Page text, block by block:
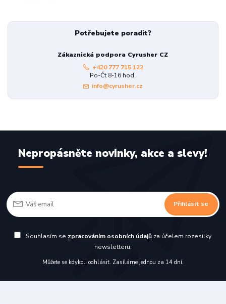
Potřebujete poradit?
Zákaznická podpora Cyrusher CZ
+420 777 715 122
Po-Čt 8-16 hod.
info@cyrusher.cz
Nepropásněte novinky, akce a slevy!
Přihlásit se
Souhlasím se zpracováním osobních údajů za účelem rozesílky
newsletteru.
Můžete se kdykoli odhlásit. Zasíláme jednou za 14 dní.